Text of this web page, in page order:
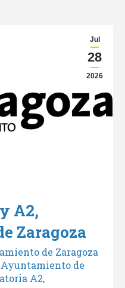
Jul
28
2026
A2,
Zaragoza
de Zaragoza
Ayuntamiento de
A2,